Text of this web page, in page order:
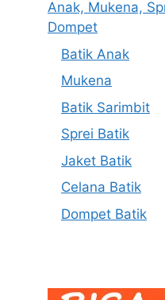
Anak, Mukena,
Dompet
Batik Anak
Mukena
Batik Sarimbit
Sprei Batik
Jaket Batik
Celana Batik
Dompet Batik